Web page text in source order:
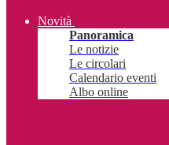
Novità
Panoramica
Le notizie
Le circolari
Calendario eventi
Albo online